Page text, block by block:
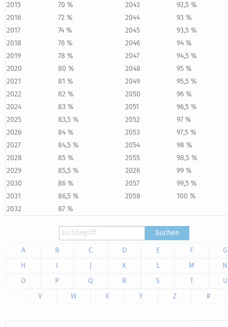
2015
70 % 2043
92,5 %
2016
72 % 2044
93 %
2017
74 % 2045
93,5 %
2018
76 % 2046
94 %
2019
78 % 2047
94,5 %
2020
80 % 2048
95 %
2021
81 % 2049
95,5 %
2022
82 % 2050
96 %
2024
83 % 2051
96,5 %
2025
83,5 % 2052
97 %
2026
84 % 2053
97,5 %
2027
84,5 % 2054
98 %
2028
85 % 2055
98,5 %
2029
85,5 % 2026
99 %
2030
86 % 2057
99,5 %
2031
86,5 % 2058
100 %
2032
87 %
Suchen
A
B C D E F
G
H
I J K L M
N
O
P Q R S T
U
V
W X Y Z #